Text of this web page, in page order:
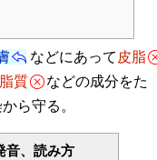
などにあって 皮脂
脂質
などの成分をた
ら守る。
音、読み方